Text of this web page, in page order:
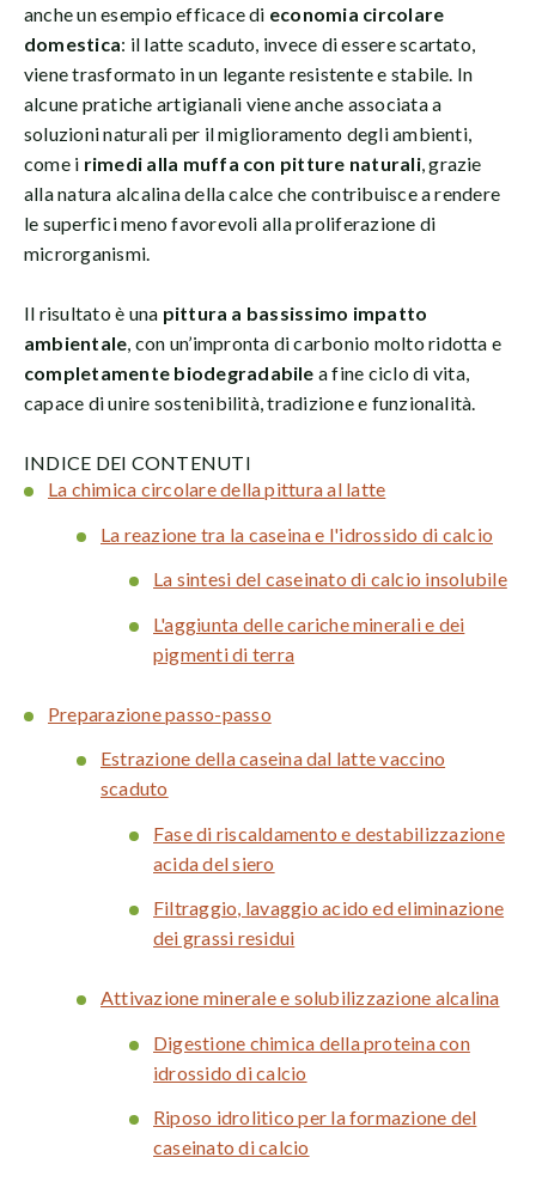
anche un esempio efficace di economia circolare
domestica: il latte scaduto, invece di essere scartato,
viene trasformato in un legante resistente e stabile. In
alcune pratiche artigianali viene anche associata a
soluzioni naturali per il miglioramento degli ambienti,
come i rimedi alla muffa con pitture naturali, grazie
alla natura alcalina della calce che contribuisce a rendere
le superfici meno favorevoli alla proliferazione di
microrganismi.
Il risultato è una pittura a bassissimo impatto
ambientale, con un’impronta di carbonio molto ridotta e
completamente biodegradabile a fine ciclo di vita,
capace di unire sostenibilità, tradizione e funzionalità.
INDICE DEI CONTENUTI
La chimica circolare della pittura al latte
La reazione tra la caseina e l'idrossido di calcio
La sintesi del caseinato di calcio insolubile
L'aggiunta delle cariche minerali e dei
pigmenti di terra
Preparazione passo-passo
Estrazione della caseina dal latte vaccino
scaduto
Fase di riscaldamento e destabilizzazione
acida del siero
Filtraggio, lavaggio acido ed eliminazione
dei grassi residui
Attivazione minerale e solubilizzazione alcalina
Digestione chimica della proteina con
idrossido di calcio
Riposo idrolitico per la formazione del
caseinato di calcio